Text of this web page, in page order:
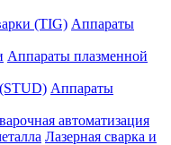
Аппараты
Аппараты плазменной
Аппараты
автоматизация
Лазерная сварка и